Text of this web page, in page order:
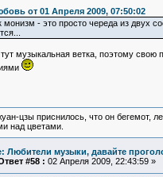
от 01 Апреля 2009, 07:50:02
монизм - это просто череда из двух
музыкальная ветка, поэтому
цзы приснилось, что он бегемот,
над цветами.
Любители музыки, давайте
#58 : 02 Апреля 2009, 22:43:59 »